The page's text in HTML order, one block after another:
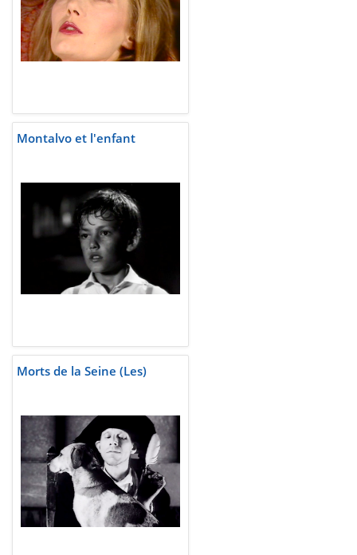
Montalvo et l'enfant
Morts de la Seine (Les)